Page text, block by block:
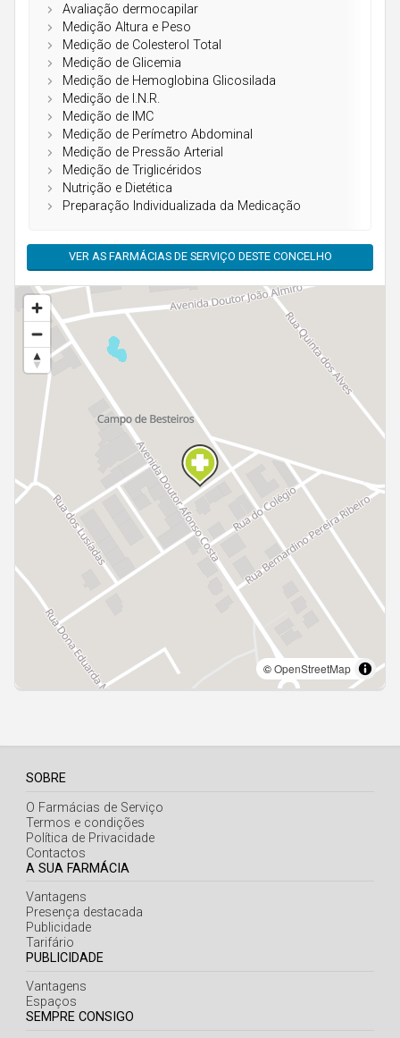
Avaliação dermocapilar
Medição Altura e Peso
Medição de Colesterol Total
Medição de Glicemia
Medição de Hemoglobina Glicosilada
Medição de I.N.R.
Medição de IMC
Medição de Perímetro Abdominal
Medição de Pressão Arterial
Medição de Triglicéridos
Nutrição e Dietética
Preparação Individualizada da Medicação
VER AS FARMÁCIAS DE SERVIÇO DESTE CONCELHO
SOBRE
O Farmácias de Serviço
Termos e condições
Política de Privacidade
Contactos
A SUA FARMÁCIA
Vantagens
Presença destacada
Publicidade
Tarifário
PUBLICIDADE
Vantagens
Espaços
SEMPRE CONSIGO